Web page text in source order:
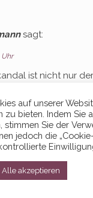
sagt:
Uhr
ist nicht nur
zeigt sehr
relativiert wird
Medien damit
zu benennen.
Schlüsse
als hätten diese
auf unserer
bieten. Indem Sie
stimmen Sie der
jedoch die
Alle akzeptieren